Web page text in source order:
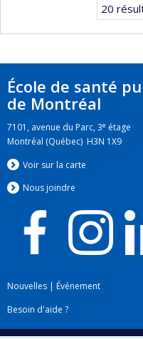
20
École de santé
de Montréal
7101, avenue du Parc, 3e étage
Montréal (Québec) H3N 1X9
Voir sur la carte
Nous joindre
Nouvelles | Événement
Besoin d'aide ?
Plan du site|Accessibilité